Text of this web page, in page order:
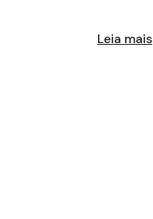
Leia mais